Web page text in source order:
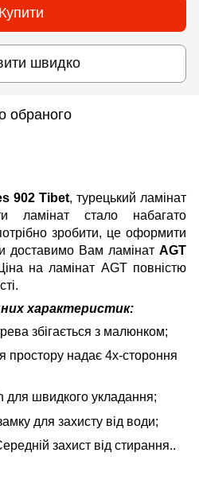
Купити
швидко
обраного
902 Tibet, турецький ламінат
ламінат стало набагато
зробити, це оформити
доставимо Вам ламінат AGT
на ламінат AGT повністю
характеристик:
збігається з малюнком;
простору надає 4х-стороння
для швидкого укладання;
для захисту від води;
захист від стирання..